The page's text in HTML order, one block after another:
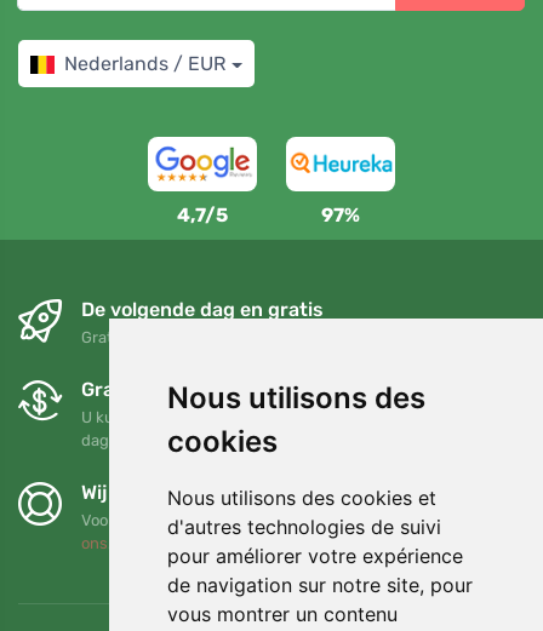
Nous utilisons des
cookies
Nous utilisons des cookies et
d'autres technologies de suivi
pour améliorer votre expérience
de navigation sur notre site, pour
vous montrer un contenu
Nederlands / EUR
4,7/5 97%
De volgende dag en gratis
Gratis verzending voor bestellingen boven 95 EUR
Gratis ruilen en retourneren
U kunt uw bestelling op elk gewenst moment binnen 90
dagen retourneren of ruilen
Wij steunen Trees.org
Voor elke bestelling planten we een boom! Lees meer
ons